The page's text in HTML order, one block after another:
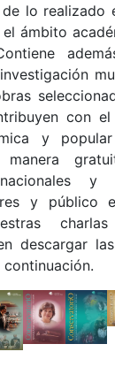
lo realizado
ámbito
con
y
manera
y
y público
charlas
descargar